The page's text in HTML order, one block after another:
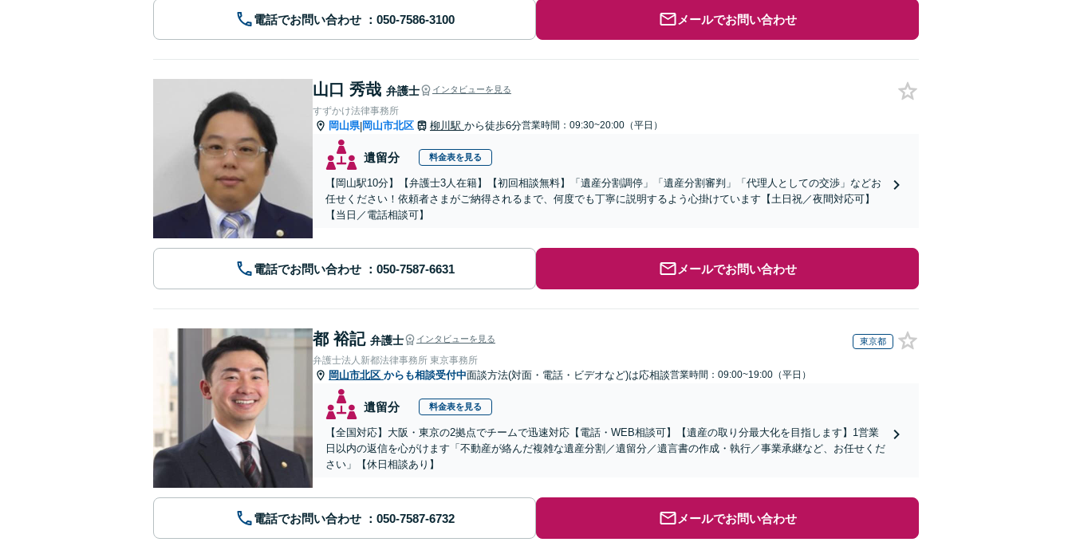
電話でお問い合わせ メールでお問い合わせ
山口 秀哉 弁護士 インタビューを見る
すずかけ法律事務所
岡山県|岡山市北区 柳川駅 から徒歩6分営業時間：09:30~20:00（平日）
遺留分 料金表を見る
【岡山駅10分】【弁護士3人在籍】【初回相談無料】「遺産分割調停」「遺産分割審判」「代理人としての交渉」などお
任せください！依頼者さまがご納得されるまで、何度でも丁寧に説明するよう心掛けています【土日祝／夜間対応可】
【当日／電話相談可】
電話でお問い合わせ メールでお問い合わせ
都 裕記 弁護士 インタビューを見る 東京都
弁護士法人新都法律事務所 東京事務所
岡山市北区 からも相談受付中面談方法(対面・電話・ビデオなど)は応相談営業時間：09:00~19:00（平日）
遺留分 料金表を見る
【全国対応】大阪・東京の2拠点でチームで迅速対応【電話・WEB相談可】【遺産の取り分最大化を目指します】1営業
日以内の返信を心がけます「不動産が絡んだ複雑な遺産分割／遺留分／遺言書の作成・執行／事業承継など、お任せくだ
さい」【休日相談あり】
電話でお問い合わせ メールでお問い合わせ